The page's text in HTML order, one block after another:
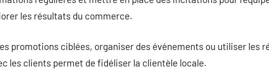
les résultats du commerce.
promotions ciblées, organiser des événements ou utiliser les
les clients permet de fidéliser la clientèle locale.